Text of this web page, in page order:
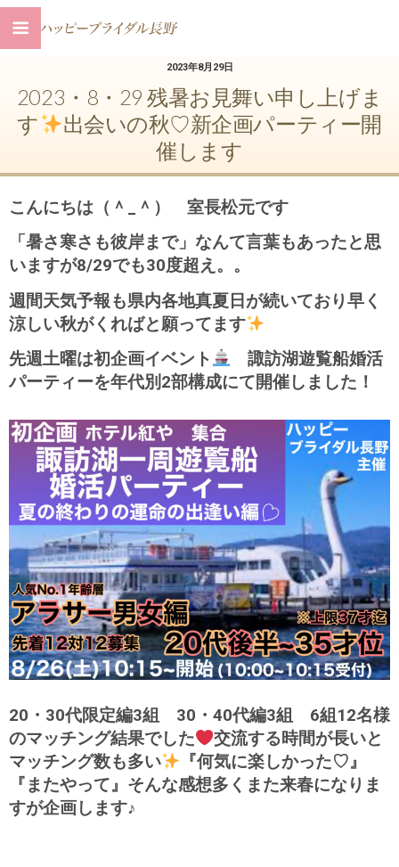
2023年8月29日
2023・8・29 残暑お見舞い申し上げま
す
出会いの秋♡新企画パーティー開
催します
こんにちは（＾_＾） 室長松元です
「暑さ寒さも彼岸まで」なんて言葉もあったと思
いますが8/29でも30度超え。。
週間天気予報も県内各地真夏日が続いており早く
涼しい秋がくればと願ってます
先週土曜は初企画イベント
諏訪湖遊覧船婚活
パーティーを年代別2部構成にて開催しました！
20・30代限定編3組 30・40代編3組 6組12名様
のマッチング結果でした
交流する時間が長いと
マッチング数も多い
『何気に楽しかった♡』
『またやって』そんな感想多くまた来春になりま
すが企画します♪